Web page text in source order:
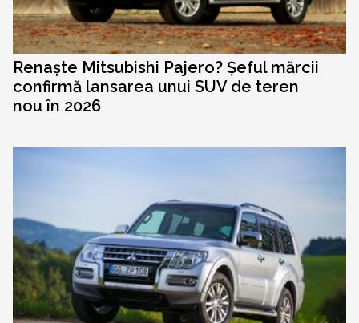
Renaște Mitsubishi Pajero? Șeful mărcii
confirmă lansarea unui SUV de teren
nou în 2026